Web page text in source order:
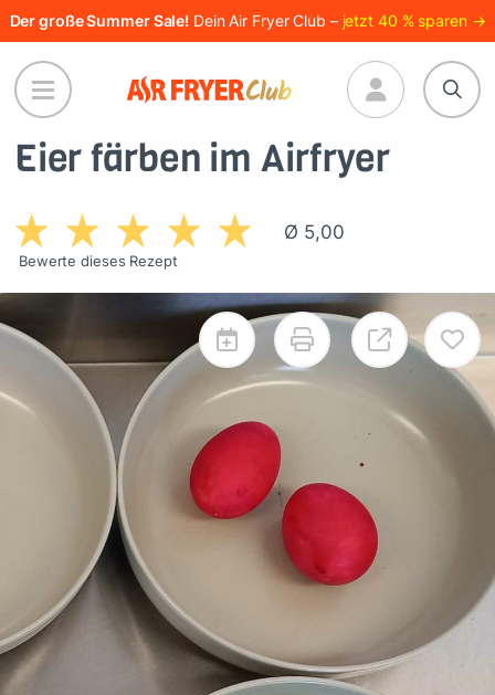
Direkt
zum
Inhalt
Der große Summer Sale! Dein Air Fryer Club – jetzt 40 % sparen →
Eier färben im Airfryer
Ø 5,00
Bewerte dieses Rezept